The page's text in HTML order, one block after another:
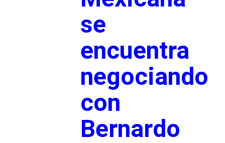
se
encuentra
negociando
con
Bernardo